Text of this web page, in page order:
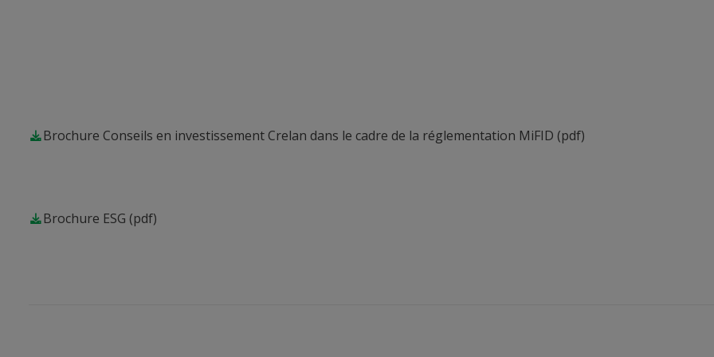
Brochure Conseils en investissement Crelan dans le cadre de la réglementation MiFID (pdf)
Brochure ESG (pdf)